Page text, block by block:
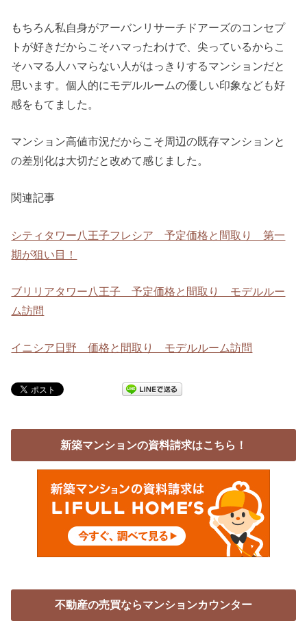
もちろん私自身がアーバンリサーチドアーズのコンセプ
トが好きだからこそハマったわけで、尖っているからこ
そハマる人ハマらない人がはっきりするマンションだと
思います。個人的にモデルルームの優しい印象なども好
感をもてました。
マンション高値市況だからこそ周辺の既存マンションと
の差別化は大切だと改めて感じました。
関連記事
シティタワー八王子フレシア 予定価格と間取り 第一
期が狙い目！
ブリリアタワー八王子 予定価格と間取り モデルルー
ム訪問
イニシア日野 価格と間取り モデルルーム訪問
新築マンションの資料請求はこちら！
不動産の売買ならマンションカウンター